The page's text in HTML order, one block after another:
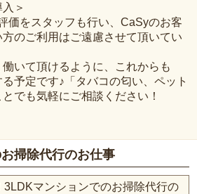
＞
価をスタッフも行い、CaSyのお客
のご利用はご遠慮させて頂いてい
いて頂けるように、これからも
予定です♪「タバコの匂い、ペット
でも気軽にご相談ください！
掃除代行のお仕事
3LDKマンションでのお掃除代行の